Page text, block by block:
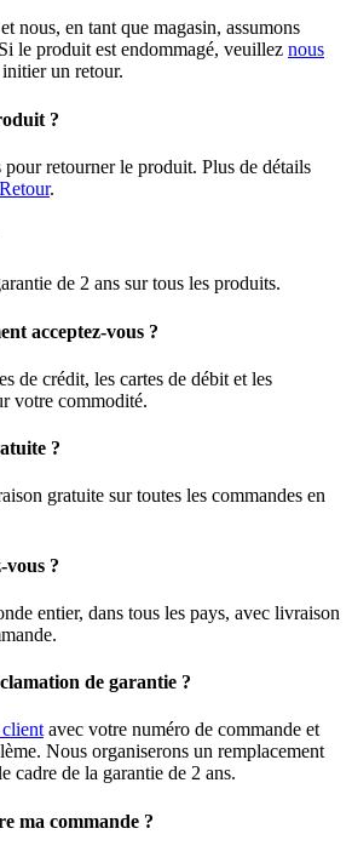
nous, en tant que magasin, assumons
le produit est endommagé, veuillez nous
un retour.
?
retourner le produit. Plus de détails
.
de 2 ans sur tous les produits.
acceptez-vous ?
de crédit, les cartes de débit et les
votre commodité.
?
gratuite sur toutes les commandes en
vous ?
entier, dans tous les pays, avec livraison
de garantie ?
avec votre numéro de commande et
Nous organiserons un remplacement
cadre de la garantie de 2 ans.
ma commande ?